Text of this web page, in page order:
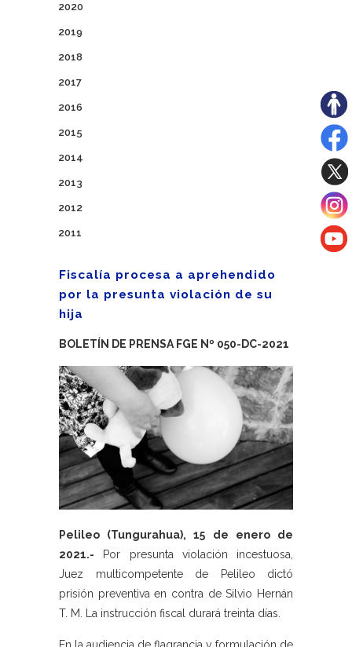
2020
2019
2018
2017
2016
2015
2014
2013
2012
2011
Fiscalía procesa a aprehendido
por la presunta violación de su
hija
BOLETÍN DE PRENSA FGE Nº 050-DC-2021
Pelileo (Tungurahua), 15 de enero de
2021.- Por presunta violación incestuosa,
Juez multicompetente de Pelileo dictó
prisión preventiva en contra de Silvio Hernán
T. M. La instrucción fiscal durará treinta días.